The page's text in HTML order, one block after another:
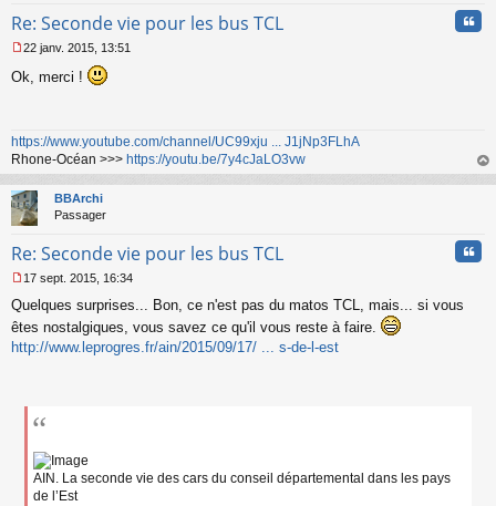
Re: Seconde vie pour les bus TCL
e
g
e
n
o
n
l
22 janv. 2015, 13:51
Ok, merci !
https://www.youtube.com/channel/UC99xju ... J1jNp3FLhA
Rhone-Océan >>> https://youtu.be/7y4cJaLO3vw
au
BBArchi
Passager
Re: Seconde vie pour les bus TCL
e
s
s
a
n
17 sept. 2015, 16:34
Quelques surprises... Bon, ce n'est pas du matos TCL, mais... si vous
êtes nostalgiques, vous savez ce qu'il vous reste à faire.
http://www.leprogres.fr/ain/2015/09/17/ ... s-de-l-est
AIN. La seconde vie des cars du conseil départemental dans les pays
de l’Est